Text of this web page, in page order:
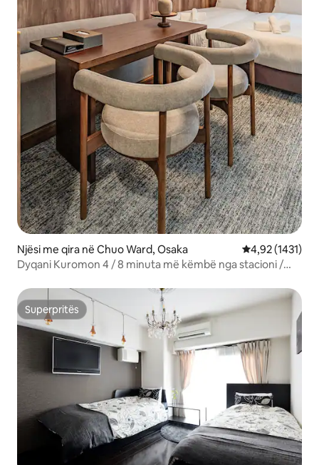
Njësi me qira në Chuo Ward, Osaka Vlerësimi
4,92 (1431)
Dyqani Kuromon 4 / 8 minuta më këmbë nga stacioni /
Tsūtenkaku / USJ / KIX direkt , Apartament me dy krevate
dopio
Superpritës
Superpritës